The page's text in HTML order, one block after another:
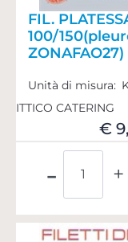
FIL.
100/
ZONAFAO27)
Unità di misura:
ITTICO CATERING
€